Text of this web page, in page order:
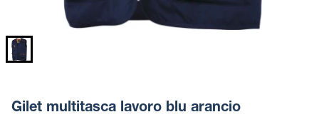
Gilet multitasca lavoro blu arancio